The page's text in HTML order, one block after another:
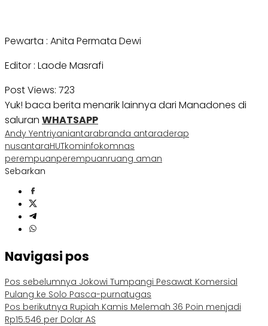
Pewarta : Anita Permata Dewi
Editor : Laode Masrafi
Post Views: 723
Yuk! baca berita menarik lainnya dari Manadones di
saluran WHATSAPP
Andy Yentriyaniantarabranda antaraderap
nusantaraHUTkominfokomnas
perempuanperempuanruang aman
Sebarkan
Navigasi pos
Pos sebelumnya Jokowi Tumpangi Pesawat Komersial
Pulang ke Solo Pasca-purnatugas
Pos berikutnya Rupiah Kamis Melemah 36 Poin menjadi
Rp15.546 per Dolar AS